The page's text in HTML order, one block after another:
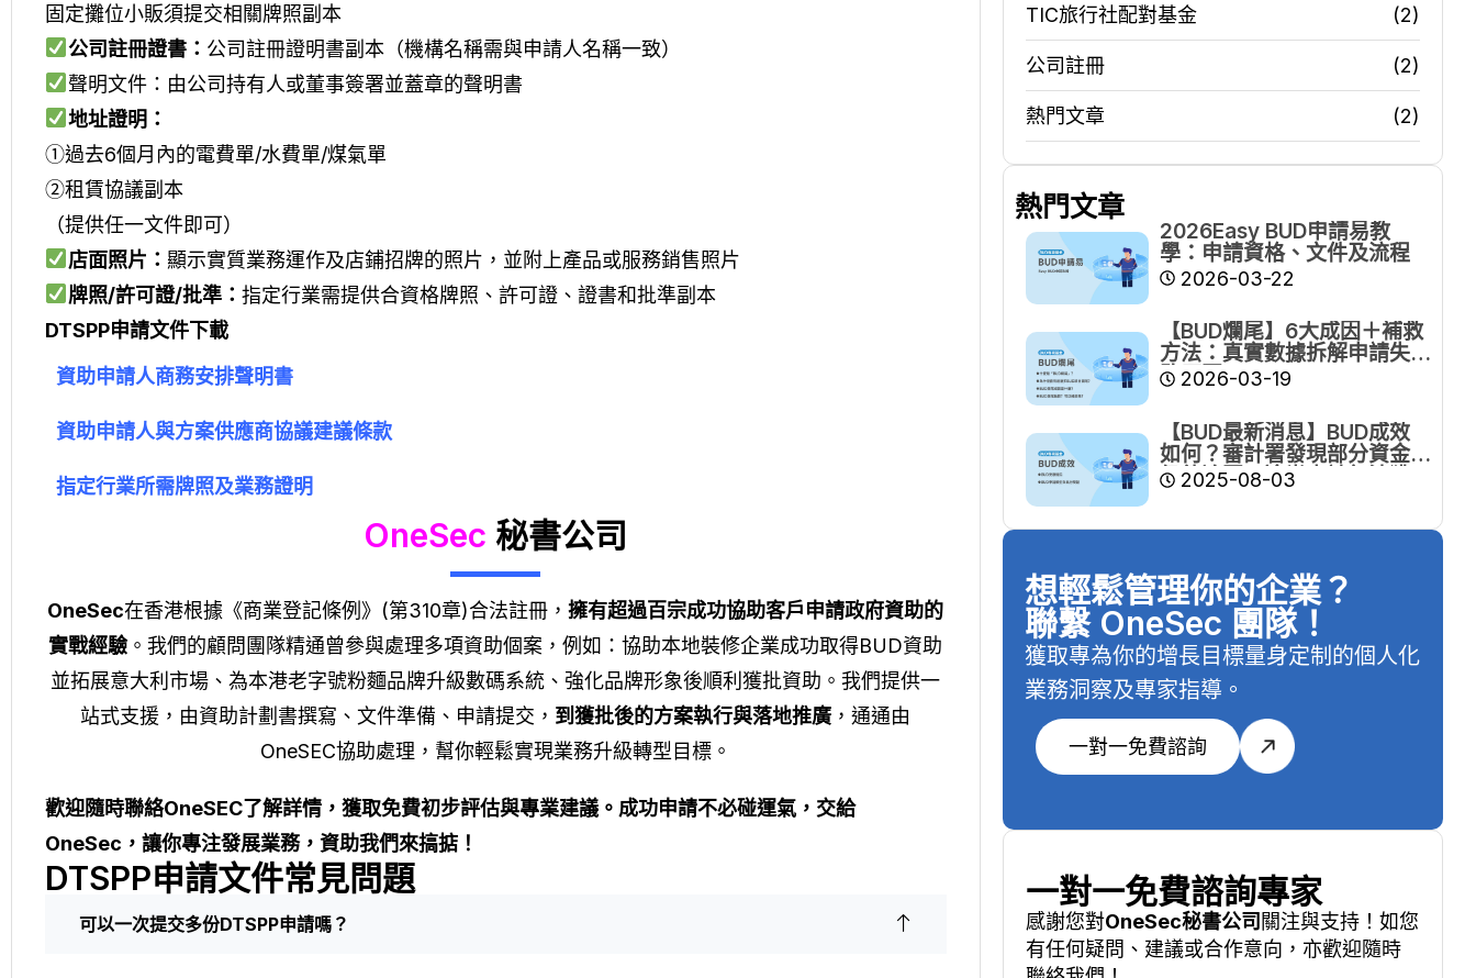
固定攤位小販須提交相關牌照副本
公司註冊證書： 公司註冊證明書副本（機構名稱需與申請人名稱一致）
聲明文件：由公司持有人或董事簽署並蓋章的聲明書
地址證明：
①過去6個月內的電費單/水費單/煤氣單
②租賃協議副本
（提供任一文件即可）
店面照片： 顯示實質業務運作及店鋪招牌的照片，並附上產品或服務銷售照片
牌照/許可證/批準： 指定行業需提供合資格牌照、許可證、證書和批準副本
DTSPP申請文件下載
資助申請人商務安排聲明書
資助申請人與方案供應商協議建議條款
指定行業所需牌照及業務證明
OneSec 秘書公司
OneSec在香港根據《商業登記條例》(第310章)合法註冊，擁有超過百宗成功協助客戶申請政府資助的
實戰經驗。我們的顧問團隊精通曾參與處理多項資助個案，例如：協助本地裝修企業成功取得BUD資助
並拓展意大利市場、為本港老字號粉麵品牌升級數碼系統、強化品牌形象後順利獲批資助。我們提供一
站式支援，由資助計劃書撰寫、文件準備、申請提交， 到獲批後的方案執行與落地推廣 ，通通由
OneSEC協助處理，幫你輕鬆實現業務升級轉型目標。
歡迎隨時聯絡OneSEC了解詳情，獲取免費初步評估與專業建議。成功申請不必碰運氣，交給
OneSec，讓你專注發展業務，資助我們來搞掂！
DTSPP申請文件常見問題
可以一次提交多份DTSPP申請嗎？
TIC旅行社配對基金 (2)
公司註冊 (2)
熱門文章 (2)
熱門文章
2026Easy BUD申請易教
學：申請資格、文件及流程
2026-03-22
【BUD爛尾】6大成因＋補救
方法：真實數據拆解申請失
敗原因
2026-03-19
【BUD最新消息】BUD成效
如何？審計署發現部分資金
仍待追回，逾半申請無法獲
2025-08-03
想輕鬆管理你的企業？
聯繫 OneSec 團隊！
獲取專為你的增長目標量身定制的個人化
業務洞察及專家指導。
一對一免費諮詢
一對一免費諮詢專家
感謝您對OneSec秘書公司 關注與支持！如您
有任何疑問、建議或合作意向，亦歡迎隨時